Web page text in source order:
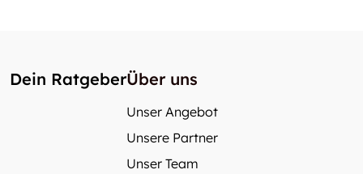
Dein RatgeberÜber uns
Unser Angebot
Unsere Partner
Unser Team